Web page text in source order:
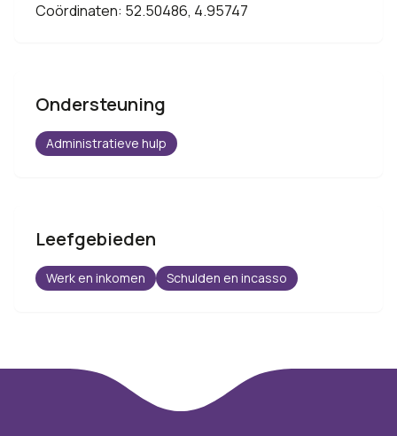
Coördinaten: 52.50486, 4.95747
Ondersteuning
Administratieve hulp
Leefgebieden
Werk en inkomen Schulden en incasso